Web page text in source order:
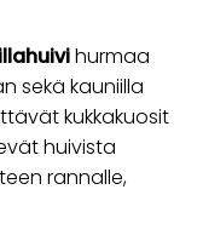
hurmaa
sekä kauniilla
kukkakuosit
huivista
rannalle,